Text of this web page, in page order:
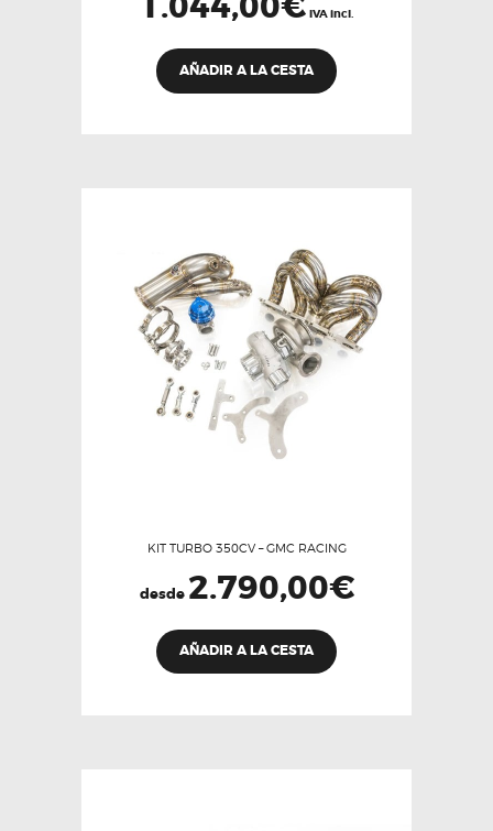
IVA incl.
AÑADIR A LA CESTA
KIT TURBO 350CV – GMC RACING
desde 2.790,00€
AÑADIR A LA CESTA